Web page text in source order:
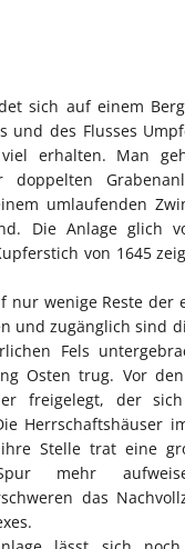
sich auf einem
und des Flusses
erhalten. Man
doppelten
umlaufenden
Die Anlage glich
von 1645
nur wenige Reste der
und zugänglich sind
Fels
Osten trug. Vor
freigelegt, der
Herrschaftshäuser
Stelle trat eine
mehr
das